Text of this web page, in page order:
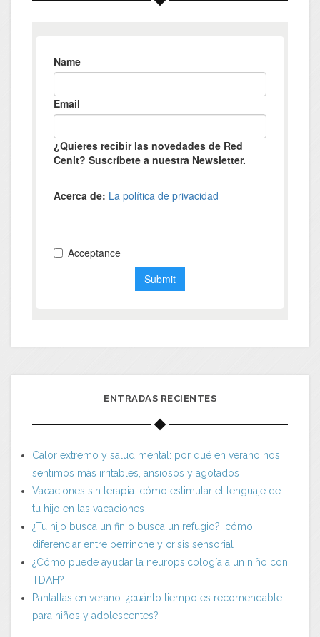
ENTRADAS RECIENTES
Calor extremo y salud mental: por qué en verano nos
sentimos más irritables, ansiosos y agotados
Vacaciones sin terapia: cómo estimular el lenguaje de
tu hijo en las vacaciones
¿Tu hijo busca un fin o busca un refugio?: cómo
diferenciar entre berrinche y crisis sensorial
¿Cómo puede ayudar la neuropsicología a un niño con
TDAH?
Pantallas en verano: ¿cuánto tiempo es recomendable
para niños y adolescentes?